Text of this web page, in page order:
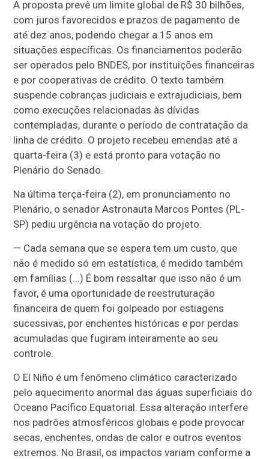
A proposta prevê um limite global de R$ 30 bilhões,
com juros favorecidos e prazos de pagamento de
até dez anos, podendo chegar a 15 anos em
situações específicas. Os financiamentos poderão
ser operados pelo BNDES, por instituições financeiras
e por cooperativas de crédito. O texto também
suspende cobranças judiciais e extrajudiciais, bem
como execuções relacionadas às dívidas
contempladas, durante o período de contratação da
linha de crédito. O projeto recebeu emendas até a
quarta-feira (3) e está pronto para votação no
Plenário do Senado.
Na última terça-feira (2), em pronunciamento no
Plenário, o senador Astronauta Marcos Pontes (PL-
SP) pediu urgência na votação do projeto.
— Cada semana que se espera tem um custo, que
não é medido só em estatística, é medido também
em famílias (...) É bom ressaltar que isso não é um
favor, é uma oportunidade de reestruturação
financeira de quem foi golpeado por estiagens
sucessivas, por enchentes históricas e por perdas
acumuladas que fugiram inteiramente ao seu
controle.
O El Niño é um fenômeno climático caracterizado
pelo aquecimento anormal das águas superficiais do
Oceano Pacífico Equatorial. Essa alteração interfere
nos padrões atmosféricos globais e pode provocar
secas, enchentes, ondas de calor e outros eventos
extremos. No Brasil, os impactos variam conforme a